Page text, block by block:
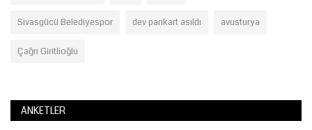
Sivasgücü Belediyespor dev pankart asıldı avusturya
Çağrı Giritlioğlu
ANKETLER